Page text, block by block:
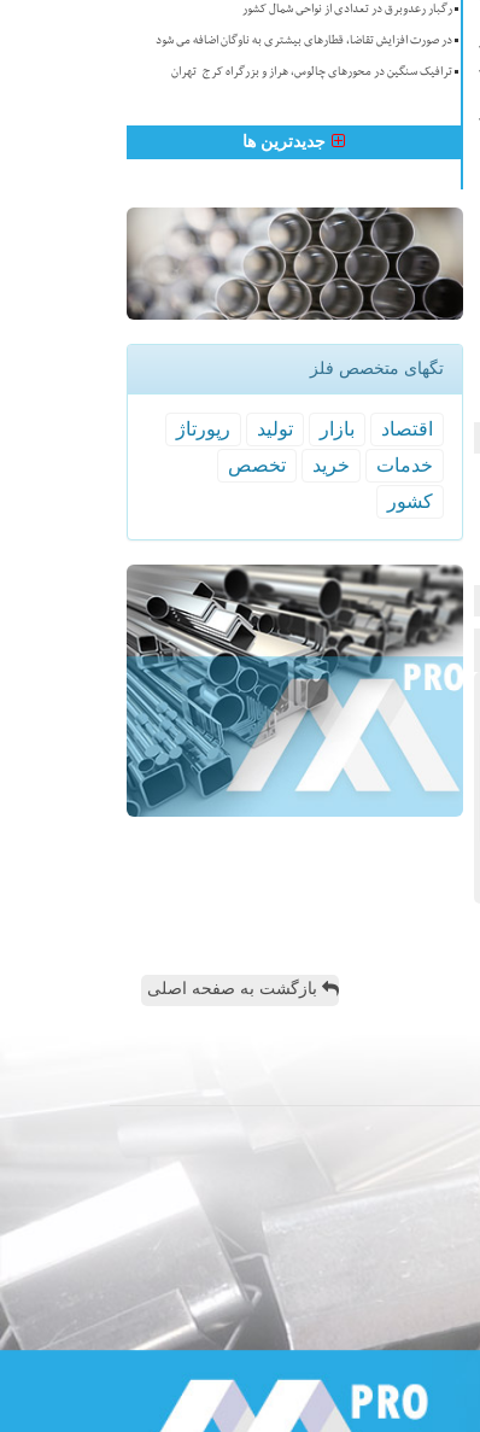
رگبار رعدوبرق در تعدادی از نواحی شمال کشور
در صورت افزایش تقاضا، قطارهای بیشتری به ناوگان اضافه می شود
ترافیک سنگین در محورهای چالوس، هراز و بزرگراه کرج-تهران
جدیدترین ها
تگهای متخصص فلز
اقتصاد بازار تولید
رپورتاژ
خدمات
خرید
تخصص
كشور
بازگشت به صفحه اصلی